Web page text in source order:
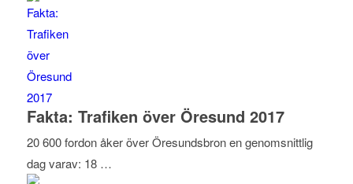
Fakta: Trafiken över Öresund 2017
20 600 fordon åker över Öresundsbron en genomsnittlig
dag varav: 18 …